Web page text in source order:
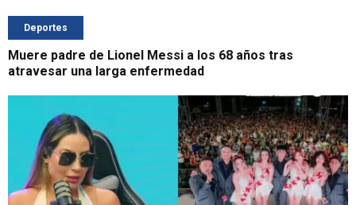
Deportes
Muere padre de Lionel Messi a los 68 años tras
atravesar una larga enfermedad